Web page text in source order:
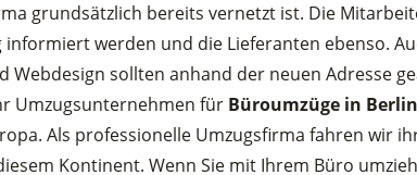
grundsätzlich bereits vernetzt ist. Die
informiert werden und die Lieferanten ebenso.
Webdesign sollten anhand der neuen Adresse
Umzugsunternehmen für Büroumzüge in Berlin
Als professionelle Umzugsfirma fahren wir
Kontinent. Wenn Sie mit Ihrem Büro